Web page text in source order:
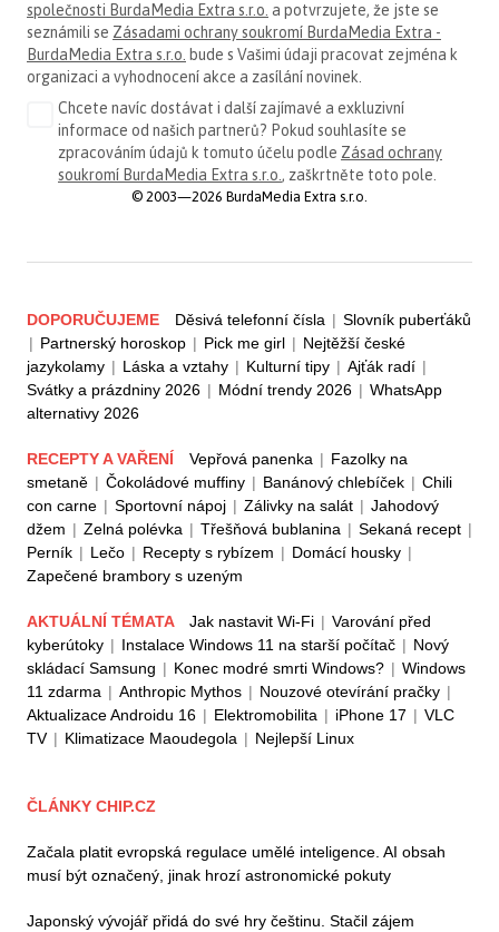
společnosti BurdaMedia Extra s.r.o. a potvrzujete, že jste se
seznámili se Zásadami ochrany soukromí BurdaMedia Extra -
BurdaMedia Extra s.r.o. bude s Vašimi údaji pracovat zejména k
organizaci a vyhodnocení akce a zasílání novinek.
Chcete navíc dostávat i další zajímavé a exkluzivní
informace od našich partnerů? Pokud souhlasíte se
zpracováním údajů k tomuto účelu podle Zásad ochrany
soukromí BurdaMedia Extra s.r.o. , zaškrtněte toto pole.
© 2003—2026 BurdaMedia Extra s.r.o.
DOPORUČUJEME Děsivá telefonní čísla | Slovník puberťáků
| Partnerský horoskop | Pick me girl | Nejtěžší české
jazykolamy | Láska a vztahy | Kulturní tipy | Ajťák radí |
Svátky a prázdniny 2026 | Módní trendy 2026 | WhatsApp
alternativy 2026
RECEPTY A VAŘENÍ Vepřová panenka | Fazolky na
smetaně | Čokoládové muffiny | Banánový chlebíček | Chili
con carne | Sportovní nápoj | Zálivky na salát | Jahodový
džem | Zelná polévka | Třešňová bublanina | Sekaná recept |
Perník | Lečo | Recepty s rybízem | Domácí housky |
Zapečené brambory s uzeným
AKTUÁLNÍ TÉMATA Jak nastavit Wi-Fi | Varování před
kyberútoky | Instalace Windows 11 na starší počítač | Nový
skládací Samsung | Konec modré smrti Windows? | Windows
11 zdarma | Anthropic Mythos | Nouzové otevírání pračky |
Aktualizace Androidu 16 | Elektromobilita | iPhone 17 | VLC
TV | Klimatizace Maoudegola | Nejlepší Linux
ČLÁNKY CHIP.CZ
Začala platit evropská regulace umělé inteligence. AI obsah
musí být označený, jinak hrozí astronomické pokuty
Japonský vývojář přidá do své hry češtinu. Stačil zájem